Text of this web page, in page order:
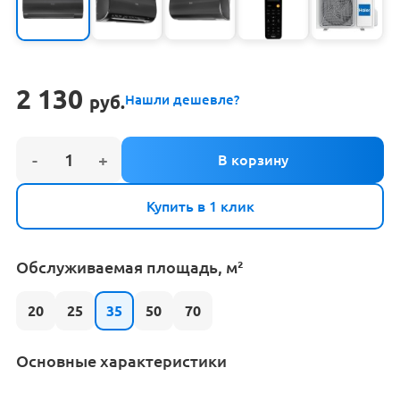
2 130 руб.Нашли дешевле?
Купить в 1 клик
Обслуживаемая площадь, м²
20 25 35 50 70
Основные характеристики